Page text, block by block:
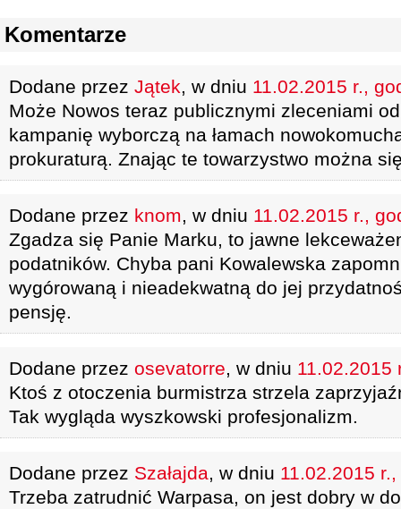
Komentarze
Dodane przez Jątek, w dniu 11.02.2015 r.,
Może Nowos teraz publicznymi zleceniami
kampanię wyborczą na łamach
prokuraturą. Znając te towarzystwo można
Dodane przez knom, w dniu 11.02.2015 r.,
Zgadza się Panie Marku, to jawne
podatników. Chyba pani Kowalewska
wygórowaną i nieadekwatną do jej
pensję.
Dodane przez osevatorre, w dniu 11.02.2015
Ktoś z otoczenia burmistrza strzela
Tak wygląda wyszkowski profesjonalizm.
Dodane przez Szałajda, w dniu 11.02.2015
Trzeba zatrudnić Warpasa, on jest dobry w